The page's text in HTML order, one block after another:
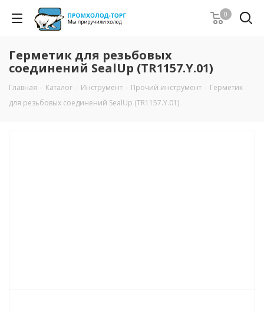
0
Герметик для резьбовых
соединений SealUp (TR1157.Y.01)
Главная - Каталог - Инструмент - Прочий инструмент - Герметик
для резьбовых соединений SealUp (TR1157.Y.01)